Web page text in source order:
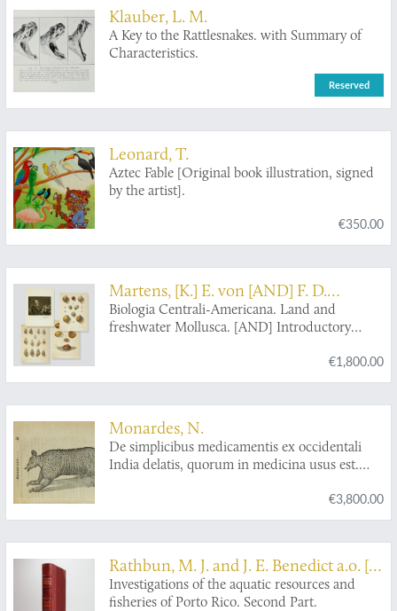
Klauber, L. M.
A Key to the Rattlesnakes. with Summary of
Characteristics.
Reserved
Leonard, T.
Aztec Fable [Original book illustration, signed
by the artist].
€350.00
Martens, [K.] E. von [AND] F. D.
Godman
Biologia Centrali-Americana. Land and
freshwater Mollusca. [AND] Introductory
€1,800.00
Monardes, N.
De simplicibus medicamentis ex occidentali
India delatis, quorum in medicina usus est.
Interprete Carolo Clusio atrebate. [AND]
Simplicium medicamentorum ex nova orbe
Hispalensi Medico: nunc verò primum Latio
donatus, & notis illustrarus à Carolo Clusio a.
€3,800.00
Rathbun, M. J. and J. E. Benedict a.o. [B.
W. Evermann (ed.)]
Investigations of the aquatic resources and
fisheries of Porto Rico. Second Part.